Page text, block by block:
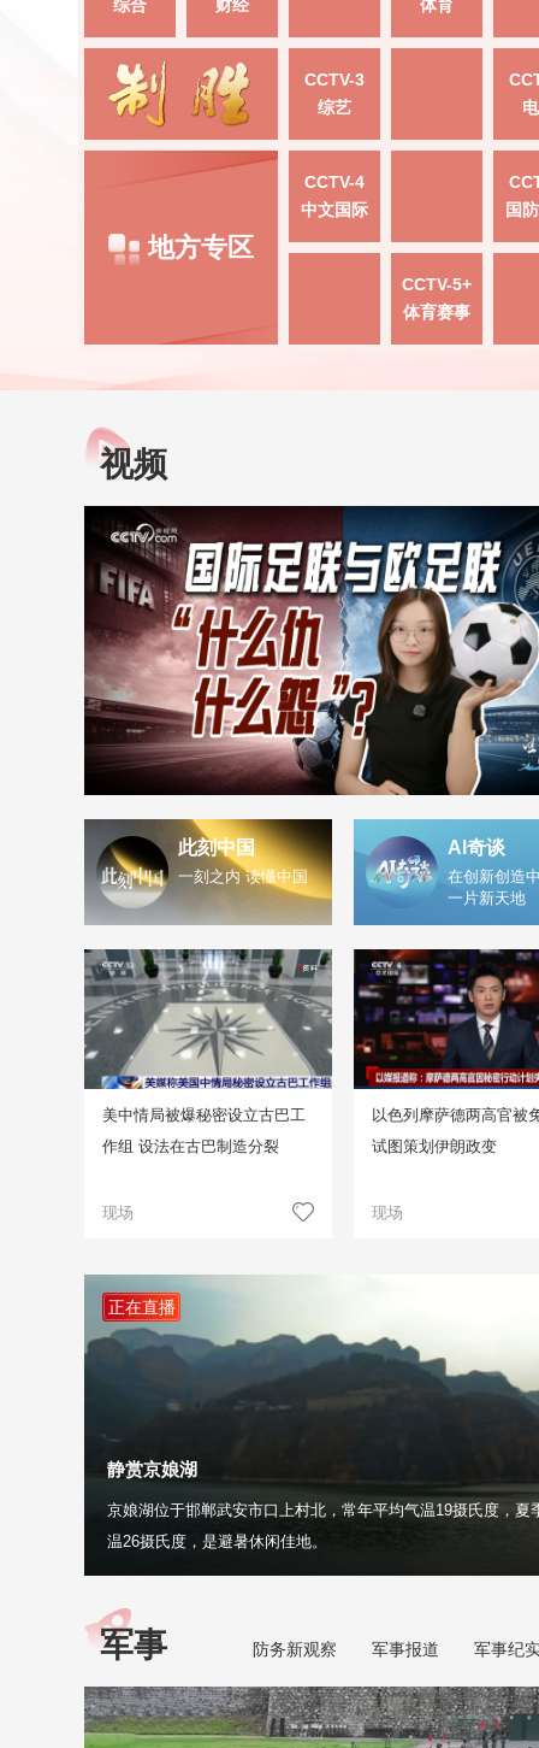
综合 财经 体育
CCTV-3
综艺
地方专区
CCTV-4
中文国际
国
CCTV-5+
体育赛事
视频
此刻中国
一刻之内 读懂中国
AI奇谈
在创新创造
一片新天地
美中情局被爆秘密设立古巴工
作组 设法在古巴制造分裂
现场
以色列摩萨德两高官被
试图策划伊朗政变
现场
正在直播
静赏京娘湖
京娘湖位于邯郸武安市口上村北，常年平均气温19摄氏度，夏
温26摄氏度，是避暑休闲佳地。
军事 防务新观察 军事报道 军事纪